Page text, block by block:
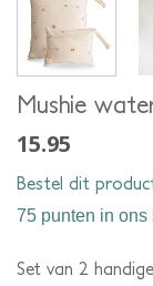
Mushie
15.95
Bestel dit
75 punten in ons
Set van 2